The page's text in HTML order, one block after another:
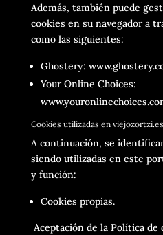
Además, también puede
cookies en su navegador a
como las siguientes:
Ghostery:
Your Online Choices:
Cookies utilizadas en viejozortzi.es
A continuación, se
siendo utilizadas en este
y función:
Cookies propias.
Aceptación de la Política de